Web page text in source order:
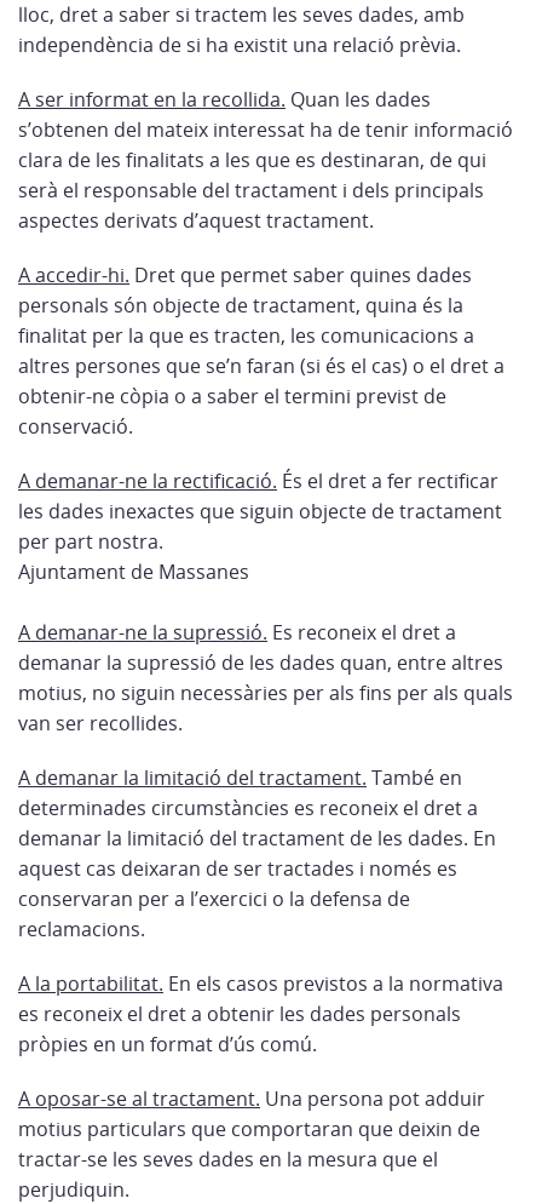
lloc, dret a saber si tractem les seves dades, amb
independència de si ha existit una relació prèvia.
A ser informat en la recollida. Quan les dades
s’obtenen del mateix interessat ha de tenir informació
clara de les finalitats a les que es destinaran, de qui
serà el responsable del tractament i dels principals
aspectes derivats d’aquest tractament.
A accedir-hi. Dret que permet saber quines dades
personals són objecte de tractament, quina és la
finalitat per la que es tracten, les comunicacions a
altres persones que se’n faran (si és el cas) o el dret a
obtenir-ne còpia o a saber el termini previst de
conservació.
A demanar-ne la rectificació. És el dret a fer rectificar
les dades inexactes que siguin objecte de tractament
per part nostra.
Ajuntament de Massanes
A demanar-ne la supressió. Es reconeix el dret a
demanar la supressió de les dades quan, entre altres
motius, no siguin necessàries per als fins per als quals
van ser recollides.
A demanar la limitació del tractament. També en
determinades circumstàncies es reconeix el dret a
demanar la limitació del tractament de les dades. En
aquest cas deixaran de ser tractades i només es
conservaran per a l’exercici o la defensa de
reclamacions.
A la portabilitat. En els casos previstos a la normativa
es reconeix el dret a obtenir les dades personals
pròpies en un format d’ús comú.
A oposar-se al tractament. Una persona pot adduir
motius particulars que comportaran que deixin de
tractar-se les seves dades en la mesura que el
perjudiquin.